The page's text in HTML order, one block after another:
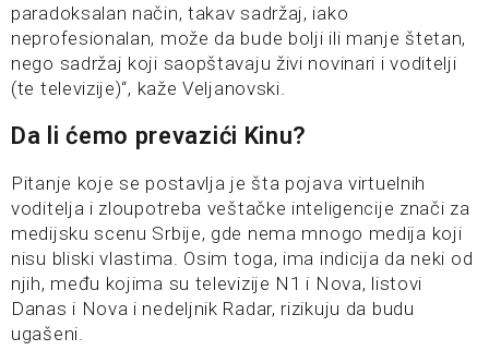
paradoksalan način, takav sadržaj, iako
neprofesionalan, može da bude bolji ili manje štetan,
nego sadržaj koji saopštavaju živi novinari i voditelji
(te televizije)“, kaže Veljanovski.
Da li ćemo prevazići Kinu?
Pitanje koje se postavlja je šta pojava virtuelnih
voditelja i zloupotreba veštačke inteligencije znači za
medijsku scenu Srbije, gde nema mnogo medija koji
nisu bliski vlastima. Osim toga, ima indicija da neki od
njih, među kojima su televizije N1 i Nova, listovi
Danas i Nova i nedeljnik Radar, rizikuju da budu
ugašeni.